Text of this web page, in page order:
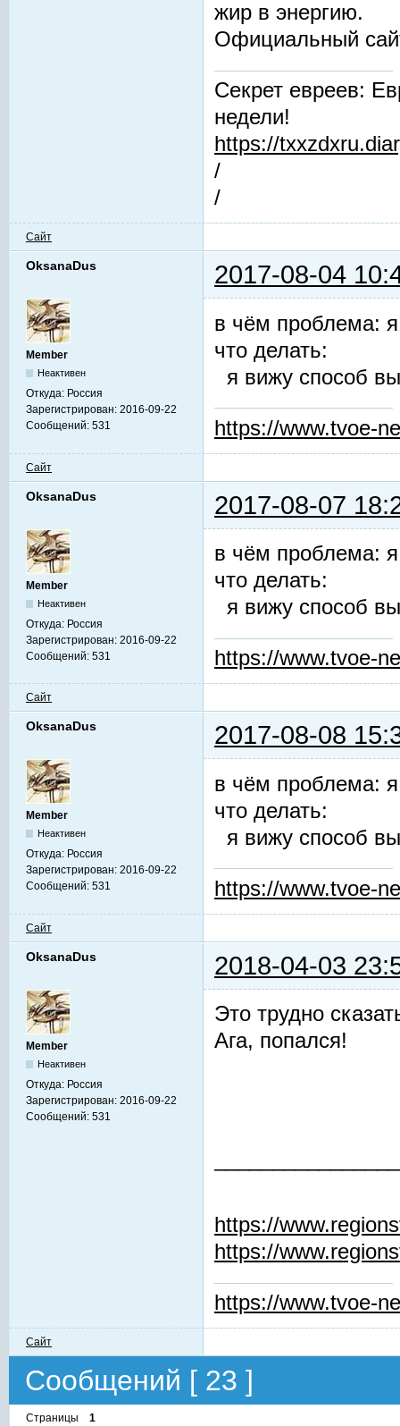
жир в энергию.
Официальный
Секрет евреев:
недели!
https://
/
/
Сайт
OksanaDus 2017-08-04
Member
Неактивен
Откуда: Россия
Зарегистрирован: 2016-09-22
Сообщений: 531
в чём проблема:
что делать:
я вижу способ
https://www.tvoe-
Сайт
OksanaDus 2017-08-07
Member
Неактивен
Откуда: Россия
Зарегистрирован: 2016-09-22
Сообщений: 531
в чём проблема:
что делать:
я вижу способ
https://www.tvoe-
Сайт
OksanaDus 2017-08-08
Member
Неактивен
Откуда: Россия
Зарегистрирован: 2016-09-22
Сообщений: 531
в чём проблема:
что делать:
я вижу способ
https://www.tvoe-
Сайт
OksanaDus 2018-04-03
Member
Неактивен
Откуда: Россия
Зарегистрирован: 2016-09-22
Сообщений: 531
Это трудно
Ага, попался!
https://
https://
https://www.tvoe-
Сайт
Сообщений [ 23 ]
Страницы 1